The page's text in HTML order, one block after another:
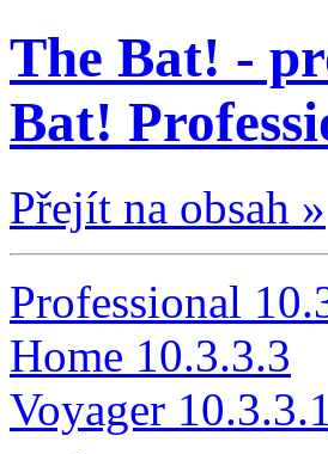
The Bat! -
Bat!
Přejít na obsah »
Professional
Home 10.3.3.3
Voyager 10.3.3.1